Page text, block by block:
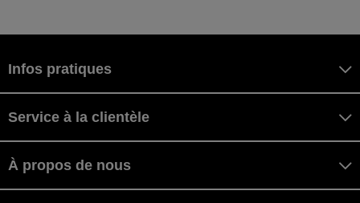
Infos pratiques
Service à la clientèle
À propos de nous